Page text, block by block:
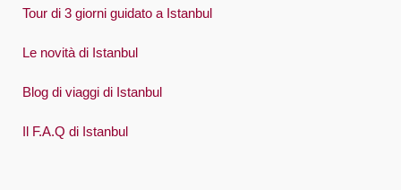
Tour di 3 giorni guidato a Istanbul
Le novità di Istanbul
Blog di viaggi di Istanbul
Il F.A.Q di Istanbul